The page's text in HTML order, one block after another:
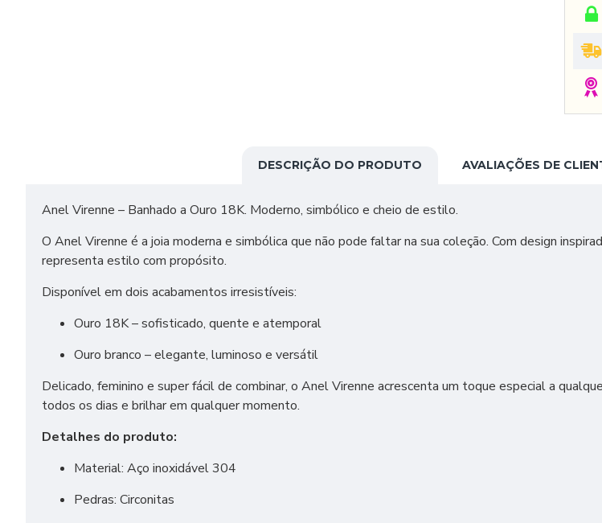
DESCRIÇÃO DO PRODUTO AVALIAÇÕES DE
Anel Virenne – Banhado a Ouro 18K. Moderno, simbólico e cheio de estilo.
O Anel Virenne é a joia moderna e simbólica que não pode faltar na sua coleção. Com design
representa estilo com propósito.
Disponível em dois acabamentos irresistíveis:
Ouro 18K – sofisticado, quente e atemporal
Ouro branco – elegante, luminoso e versátil
Delicado, feminino e super fácil de combinar, o Anel Virenne acrescenta um toque especial a
todos os dias e brilhar em qualquer momento.
Detalhes do produto:
Material: Aço inoxidável 304
Pedras: Circonitas